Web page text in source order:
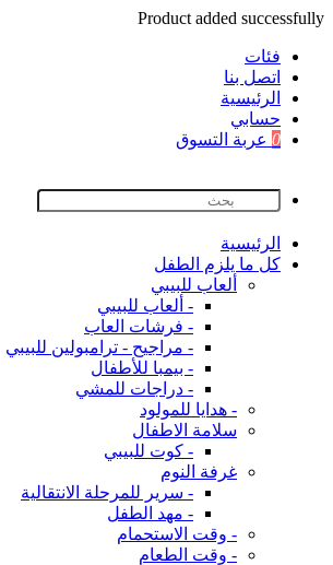
Product added successfully
فئات
اتصل بنا
اﻟﺮﺋﻴﺴﻴﺔ
حسابي
0 عربة التسوق
اﻟﺮﺋﻴﺴﻴﺔ
كل ما يلزم الطفل
ألعاب للبيبي
- ألعاب للبيبي
- فرشات العاب
- مراجيح - ترامبولين للبيبي
- بيمبا للأطفال
- دراجات للمشي
- هدايا للمولود
سلامة الاطفال
- كوت للبيبي
غرفة النوم
- سرير للمرحلة الانتقالية
- مهد الطفل
- وقت الاستحمام
- وقت الطعام